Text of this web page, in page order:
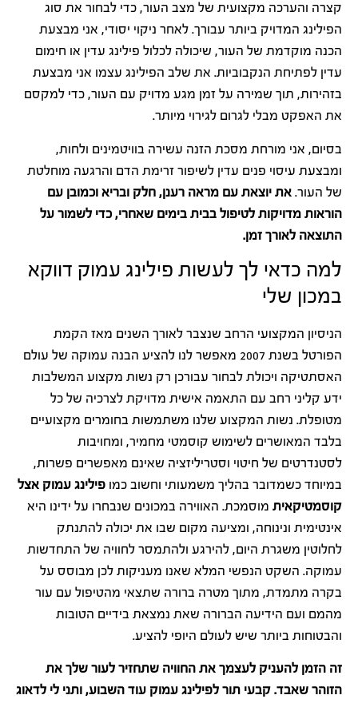
קצרה והערכה מקצועית של מצב העור, כדי לבחור את סוג
הפילינג המדויק ביותר עבורך. לאחר ניקוי יסודי, אני מבצעת
הכנה מוקדמת של העור, שיכולה לכלול פילינג עדין או חימום
עדין לפתיחת הנקבוביות. את שלב הפילינג עצמו אני מבצעת
בזהירות, תוך שמירה על זמן מגע מדויק עם העור, כדי למקסם
את האפקט מבלי לגרום לגירוי מיותר.
בסיום, אני מורחת מסכת הזנה עשירה בוויטמינים ולחות,
ומבצעת עיסוי פנים עדין לשיפור זרימת הדם והרגעה מוחלטת
של העור. את יוצאת עם מראה רענן, חלק ובריא וכמובן עם
הוראות מדויקות לטיפול בבית בימים שאחרי, כדי לשמור על
התוצאה לאורך זמן.
למה כדאי לך לעשות פילינג עמוק דווקא
במכון שלי
הניסיון המקצועי הרחב שנצבר לאורך השנים מאז הקמת
הפורטל בשנת 2007 מאפשר לנו להציע הבנה עמוקה של עולם
האסתטיקה ויכולת לבחור עבורכן רק נשות מקצוע המשלבות
ידע קליני רחב עם התאמה אישית מדויקת לצרכיה של כל
מטופלת. נשות המקצוע שלנו משתמשות בחומרים מקצועיים
בלבד המאושרים לשימוש קוסמטי מחמיר, ומחויבות
לסטנדרטים של חיטוי וסטריליזציה שאינם מאפשרים פשרות,
במיוחד כשמדובר בהליך משמעותי וחשוב כמו פילינג עמוק אצל
קוסמטיקאית מוסמכת. האווירה במכונים שנבחרו על ידינו היא
אינטימית ונינוחה, ומציעה מקום שבו את יכולה להתנתק
לחלוטין משגרת היום, להירגע ולהתמסר לחוויה של התחדשות
עמוקה. השקט הנפשי המלא שאנו מעניקות לכן מבוסס על
בקרה מתמדת, מתוך מטרה ברורה שתצאי מהטיפול עם עור
מהמם ועם הידיעה הברורה שאת נמצאת בידיים הטובות
והבטוחות ביותר שיש לעולם היופי להציע.
זה הזמן להעניק לעצמך את החוויה שתחזיר לעור שלך את
הזוהר שאבד. קבעי תור לפילינג עמוק עוד השבוע, ותני לי לדאוג